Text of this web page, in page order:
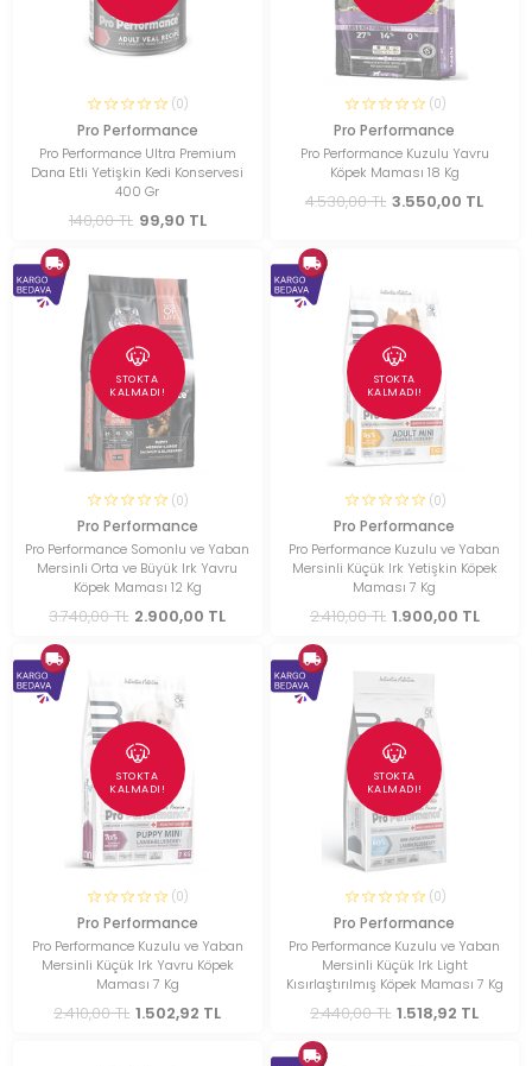
(0)
Pro Performance
Pro Performance Ultra Premium
Dana Etli Yetişkin Kedi Konservesi
400 Gr
140,00 TL 99,90 TL
(0)
Pro Performance
Pro Performance Kuzulu Yavru
Köpek Maması 18 Kg
4.530,00 TL 3.550,00 TL
STOKTA
KALMADI!
(0)
Pro Performance
Pro Performance Somonlu ve Yaban
Mersinli Orta ve Büyük Irk Yavru
Köpek Maması 12 Kg
3.740,00 TL 2.900,00 TL
STOKTA
KALMADI!
(0)
Pro Performance
Pro Performance Kuzulu ve Yaban
Mersinli Küçük Irk Yetişkin Köpek
Maması 7 Kg
2.410,00 TL 1.900,00 TL
STOKTA
KALMADI!
(0)
Pro Performance
Pro Performance Kuzulu ve Yaban
Mersinli Küçük Irk Yavru Köpek
Maması 7 Kg
2.410,00 TL 1.502,92 TL
STOKTA
KALMADI!
(0)
Pro Performance
Pro Performance Kuzulu ve Yaban
Mersinli Küçük Irk Light
Kısırlaştırılmış Köpek Maması 7 Kg
2.440,00 TL 1.518,92 TL